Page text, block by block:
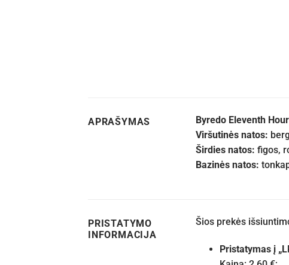
APRAŠYMAS
Byredo Eleventh
Viršutinės natos:
Širdies natos: figos,
Bazinės natos:
PRISTATYMO
INFORMACIJA
Šios prekės
Pristatymas į